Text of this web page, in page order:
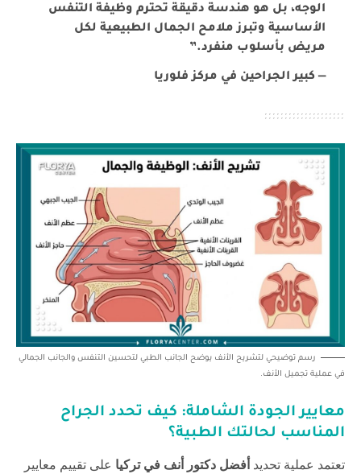
الوجه، بل هو هندسة دقيقة تحترم وظيفة التنفس
الأساسية وتبرز ملامح الجمال الطبيعية لكل
مريض بأسلوب منفرد.”
— كبير الجراحين في مركز فلوريا
رسم توضيحي لتشريح الأنف يوضح الجانب الطبي لتحسين التنفس والجانب الجمالي
في عملية تجميل الأنف.
معايير الجودة الشاملة: كيف تحدد الجراح
المناسب لحالتك الطبية؟
تعتمد عملية تحديد أفضل دكتور أنف في تركيا على تقييم معايير